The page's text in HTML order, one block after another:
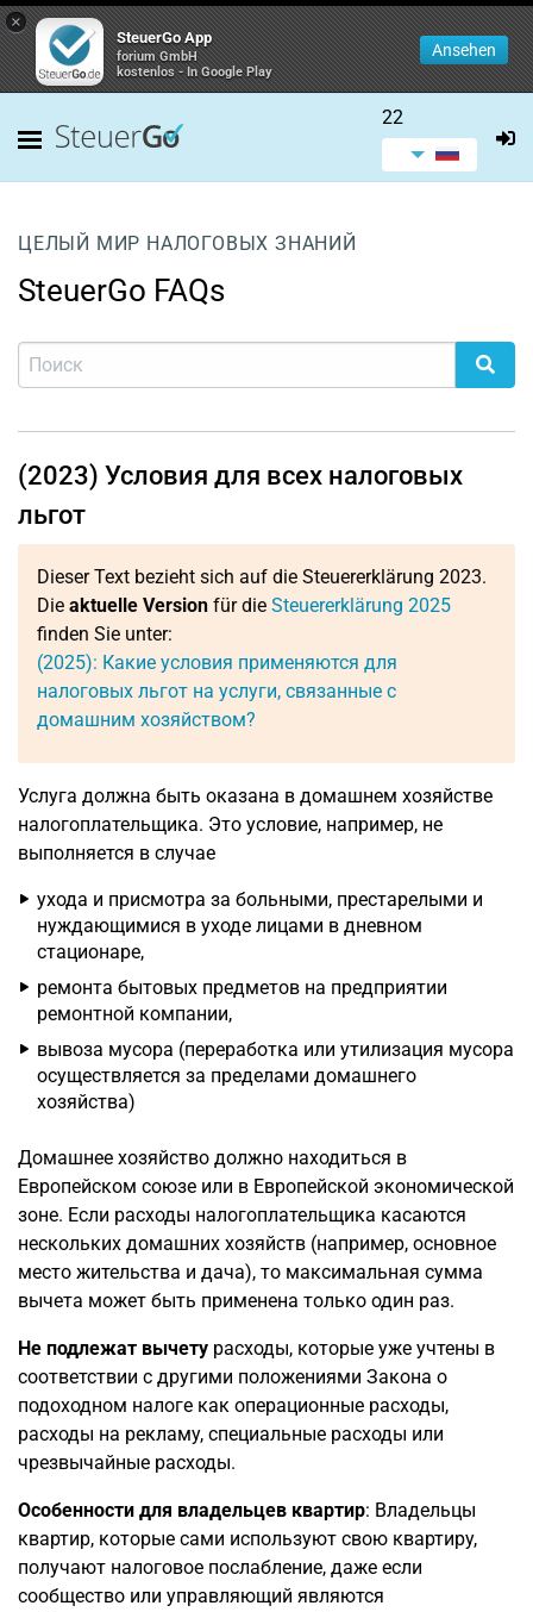
×
SteuerGo App
forium GmbH
kostenlos - In Google Play
Ansehen
22
ЦЕЛЫЙ МИР НАЛОГОВЫХ ЗНАНИЙ
SteuerGo FAQs
(2023) Условия для всех налоговых
льгот
Dieser Text bezieht sich auf die Steuererklärung 2023.
Die aktuelle Version für die Steuererklärung 2025
finden Sie unter:
(2025): Какие условия применяются для
налоговых льгот на услуги, связанные с
домашним хозяйством?
Услуга должна быть оказана в домашнем хозяйстве
налогоплательщика. Это условие, например, не
выполняется в случае
ухода и присмотра за больными, престарелыми и
нуждающимися в уходе лицами в дневном
стационаре,
ремонта бытовых предметов на предприятии
ремонтной компании,
вывоза мусора (переработка или утилизация мусора
осуществляется за пределами домашнего
хозяйства)
Домашнее хозяйство должно находиться в
Европейском союзе или в Европейской экономической
зоне. Если расходы налогоплательщика касаются
нескольких домашних хозяйств (например, основное
место жительства и дача), то максимальная сумма
вычета может быть применена только один раз.
Не подлежат вычету расходы, которые уже учтены в
соответствии с другими положениями Закона о
подоходном налоге как операционные расходы,
расходы на рекламу, специальные расходы или
чрезвычайные расходы.
Особенности для владельцев квартир: Владельцы
квартир, которые сами используют свою квартиру,
получают налоговое послабление, даже если
сообщество или управляющий являются